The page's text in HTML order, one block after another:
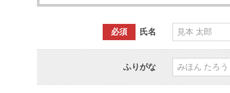
必須 氏名
ふりがな